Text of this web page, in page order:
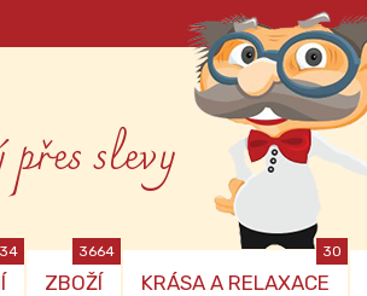
slevy
34
ZBOŽÍ
3664
KRÁSA A RELAXACE
30